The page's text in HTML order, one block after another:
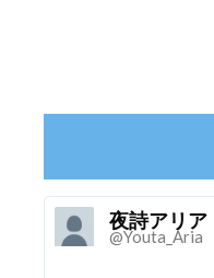
夜詩アリア
@Youta_Aria